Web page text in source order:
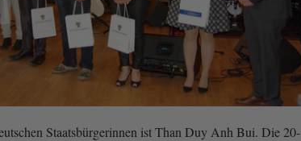
Staatsbürgerinnen ist Than Duy Anh Bui. Die 20-